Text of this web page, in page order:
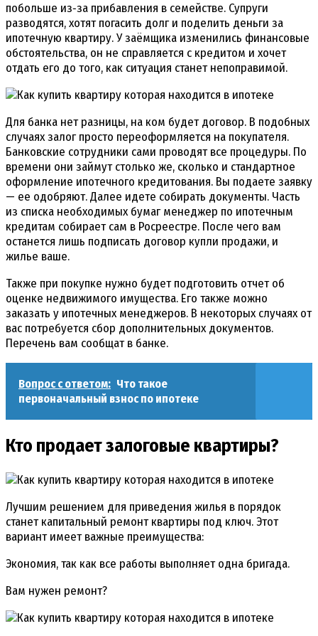
побольше из‑за прибавления в семействе. Супруги
разводятся, хотят погасить долг и поделить деньги за
ипотечную квартиру. У заёмщика изменились финансовые
обстоятельства, он не справляется с кредитом и хочет
отдать его до того, как ситуация станет непоправимой.
Для банка нет разницы, на ком будет договор. В подобных
случаях залог просто переоформляется на покупателя.
Банковские сотрудники сами проводят все процедуры. По
времени они займут столько же, сколько и стандартное
оформление ипотечного кредитования. Вы подаете заявку
— ее одобряют. Далее идете собирать документы. Часть
из списка необходимых бумаг менеджер по ипотечным
кредитам собирает сам в Росреестре. После чего вам
останется лишь подписать договор купли продажи, и
жилье ваше.
Также при покупке нужно будет подготовить отчет об
оценке недвижимого имущества. Его также можно
заказать у ипотечных менеджеров. В некоторых случаях от
вас потребуется сбор дополнительных документов.
Перечень вам сообщат в банке.
Вопрос с ответом: Что такое
первоначальный взнос по ипотеке
Кто продает залоговые квартиры?
Лучшим решением для приведения жилья в порядок
станет капитальный ремонт квартиры под ключ. Этот
вариант имеет важные преимущества:
Экономия, так как все работы выполняет одна бригада.
Вам нужен ремонт?